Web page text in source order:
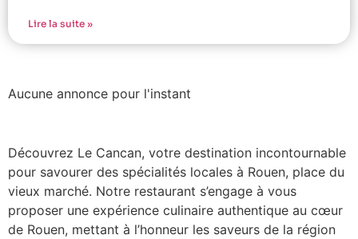
Lire la suite »
Aucune annonce pour l'instant
Découvrez Le Cancan, votre destination incontournable
pour savourer des spécialités locales à Rouen, place du
vieux marché. Notre restaurant s’engage à vous
proposer une expérience culinaire authentique au cœur
de Rouen, mettant à l’honneur les saveurs de la région